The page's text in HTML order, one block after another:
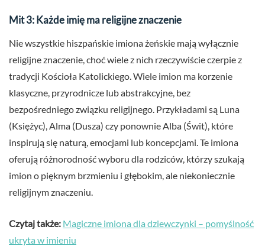
Mit 3: Każde imię ma religijne znaczenie
Nie wszystkie hiszpańskie imiona żeńskie mają wyłącznie
religijne znaczenie, choć wiele z nich rzeczywiście czerpie z
tradycji Kościoła Katolickiego. Wiele imion ma korzenie
klasyczne, przyrodnicze lub abstrakcyjne, bez
bezpośredniego związku religijnego. Przykładami są Luna
(Księżyc), Alma (Dusza) czy ponownie Alba (Świt), które
inspirują się naturą, emocjami lub koncepcjami. Te imiona
oferują różnorodność wyboru dla rodziców, którzy szukają
imion o pięknym brzmieniu i głębokim, ale niekoniecznie
religijnym znaczeniu.
Czytaj także: Magiczne imiona dla dziewczynki – pomyślność
ukryta w imieniu